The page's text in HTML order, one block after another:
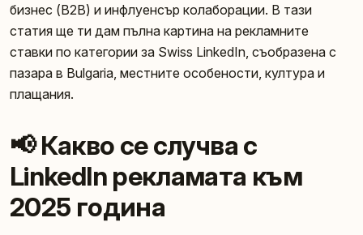
бизнес (B2B) и инфлуенсър колаборации. В тази
статия ще ти дам пълна картина на рекламните
ставки по категории за Swiss LinkedIn, съобразена с
пазара в Bulgaria, местните особености, култура и
плащания.
📢 Какво се случва с
LinkedIn рекламата към
2025 година